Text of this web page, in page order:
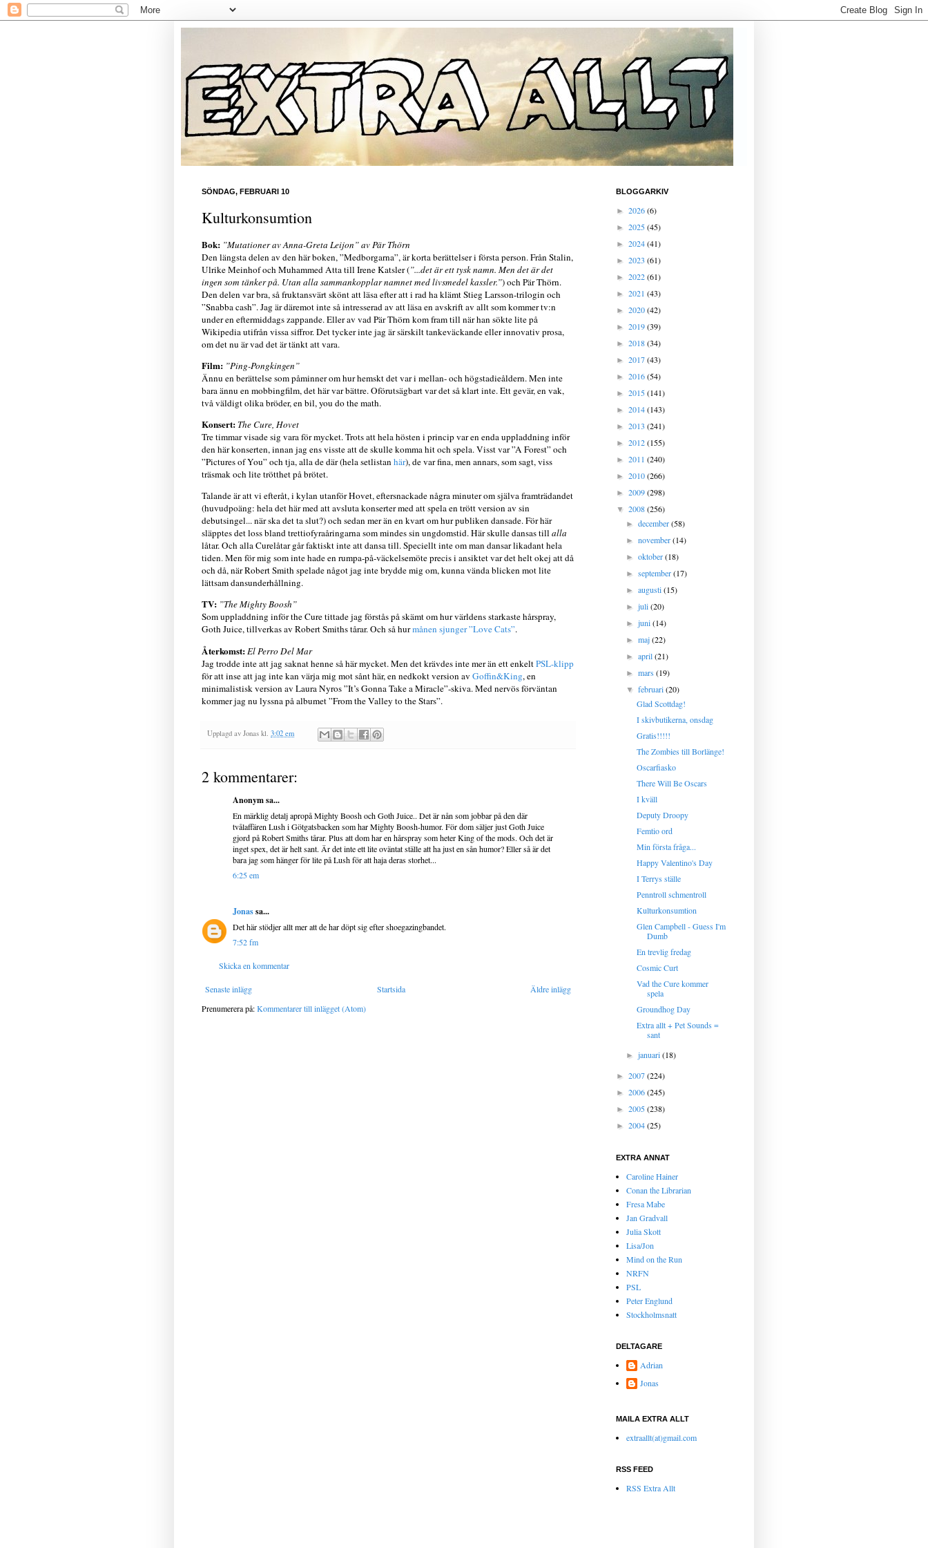
SÖNDAG, FEBRUARI 10
Kulturkonsumtion
Bok: ”Mutationer av Anna-Greta Leijon” av Pär Thörn
Den längsta delen av den här boken, ”Medborgarna”, är korta berättelser i första person. Från Stalin,
Ulrike Meinhof och Muhammed Atta till Irene Katsler (”...det är ett tysk namn. Men det är det
ingen som tänker på. Utan alla sammankopplar namnet med livsmedel kassler.”) och Pär Thörn.
Den delen var bra, så fruktansvärt skönt att läsa efter att i rad ha klämt Stieg Larsson-trilogin och
”Snabba cash”. Jag är däremot inte så intresserad av att läsa en avskrift av allt som kommer tv:n
under en eftermiddags zappande. Eller av vad Pär Thörn kom fram till när han sökte lite på
Wikipedia utifrån vissa siffror. Det tycker inte jag är särskilt tankeväckande eller innovativ prosa,
om det nu är vad det är tänkt att vara.
Film: ”Ping-Pongkingen”
Ännu en berättelse som påminner om hur hemskt det var i mellan- och högstadieåldern. Men inte
bara ännu en mobbingfilm, det här var bättre. Oförutsägbart var det så klart inte. Ett gevär, en vak,
två väldigt olika bröder, en bil, you do the math.
Konsert: The Cure, Hovet
Tre timmar visade sig vara för mycket. Trots att hela hösten i princip var en enda uppladdning inför
den här konserten, innan jag ens visste att de skulle komma hit och spela. Visst var ”A Forest” och
”Pictures of You” och tja, alla de där (hela setlistanhär), de var fina, men annars, som sagt, viss
träsmak och lite trötthet på brötet.
Talande är att vi efteråt, i kylan utanför Hovet, eftersnackade några minuter om själva framträdandet
(huvudpoäng: hela det här med att avsluta konserter med att spela en trött version av sin
debutsingel... när ska det ta slut?) och sedan mer än en kvart om hur publiken dansade. För här
släpptes det loss bland trettiofyraåringarna som mindes sin ungdomstid. Här skulle dansas till alla
låtar. Och alla Curelåtar går faktiskt inte att dansa till. Speciellt inte om man dansar likadant hela
tiden. Men för mig som inte hade en rumpa-på-väckelsemöte precis i ansiktet var det helt okej att då
och då, när Robert Smith spelade något jag inte brydde mig om, kunna vända blicken mot lite
lättsam dansunderhållning.
TV: ”The Mighty Boosh”
Som uppladdning inför the Cure tittade jag förstås på skämt om hur världens starkaste hårspray,
Goth Juice, tillverkas av Robert Smiths tårar. Och så hurmånen sjunger ”Love Cats”.
Återkomst:El Perro Del Mar
Jag trodde inte att jag saknat henne så här mycket. Men det krävdes inte mer än ett enkeltPSL-klipp
för att inse att jag inte kan värja mig mot sånt här, en nedkokt version av Goffin&King, en
minimalistisk version av Laura Nyros ”It’s Gonna Take a Miracle”-skiva. Med nervös förväntan
kommer jag nu lyssna på albumet ”From the Valley to the Stars”.
Upplagd av Jonas kl. 3:02 em
2 kommentarer:
Anonym sa...
En märklig detalj apropå Mighty Boosh och Goth Juice.. Det är nån som jobbar på den där
tvålaffären Lush i Götgatsbacken som har Mighty Boosh-humor. För dom säljer just Goth Juice
gjord på Robert Smiths tårar. Plus att dom har en hårspray som heter King of the mods. Och det är
inget spex, det är helt sant. Är det inte ett lite oväntat ställe att ha just en sån humor? Eller så är det
bara jag som hänger för lite på Lush för att haja deras storhet...
6:25 em
Jonassa...
Det här stödjer allt mer att de har döpt sig efter shoegazingbandet.
7:52 fm
Skicka en kommentar
Senaste inlägg Äldre inlägg
Startsida
Prenumerera på:Kommentarer till inlägget (Atom)
BLOGGARKIV
► 2026(6)
► 2025(45)
► 2024(41)
► 2023 (61)
► 2022(61)
► 2021 (43)
► 2020(42)
► 2019(39)
► 2018(34)
► 2017(43)
► 2016(54)
► 2015(141)
► 2014(143)
► 2013 (241)
► 2012(155)
► 2011 (240)
► 2010(266)
► 2009(298)
▼ 2008(256)
►december(58)
►november(14)
►oktober(18)
►september(17)
►augusti(15)
►juli(20)
►juni(14)
►maj(22)
►april(21)
►mars(19)
▼februari(20)
Glad Scottdag!
I skivbutikerna, onsdag
Gratis!!!!!
The Zombies till Borlänge!
Oscarfiasko
There Will Be Oscars
I kväll
Deputy Droopy
Femtio ord
Min första fråga...
Happy Valentino's Day
I Terrys ställe
Penntroll schmentroll
Kulturkonsumtion
Glen Campbell - Guess I'm
Dumb
En trevlig fredag
Cosmic Curt
Vad the Cure kommer
spela
Groundhog Day
Extra allt + Pet Sounds =
sant
►januari(18)
► 2007(224)
► 2006(245)
► 2005(238)
► 2004(25)
EXTRA ANNAT
Caroline Hainer
Conan the Librarian
Fresa Mabe
Jan Gradvall
Julia Skott
Lisa/Jon
Mind on the Run
NRFN
PSL
Peter Englund
Stockholmsnatt
DELTAGARE
Adrian
Jonas
MAILA EXTRA ALLT
extraallt(at)gmail.com
RSS FEED
RSS Extra Allt